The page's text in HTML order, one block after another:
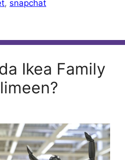
, snapchat
Ikea Family